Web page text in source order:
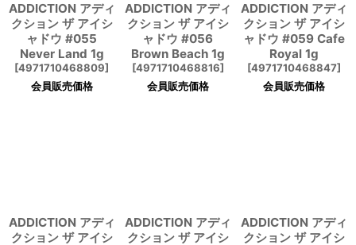
ADDICTION アディ
クション ザ アイシ
ャドウ #055
Never Land 1g
[4971710468809]
会員販売価格
ADDICTION アディ
クション ザ アイシ
ャドウ #056
Brown Beach 1g
[4971710468816]
会員販売価格
ADDICTION アディ
クション ザ アイシ
ャドウ #059 Cafe
Royal 1g
[4971710468847]
会員販売価格
ADDICTION アディ
クション ザ アイシ
ADDICTION アディ
クション ザ アイシ
ADDICTION アディ
クション ザ アイシ